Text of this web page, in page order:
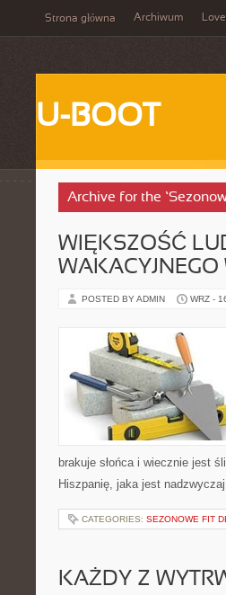
Strona główna Archiwum Love
U-BOOT
Archive for the
WIĘKSZOŚĆ
WAKACYJNEGO
POSTED BY ADMIN WRZ -
brakuje słońca i wiecznie jest
Hiszpanię, jaka jest
CATEGORIES: SEZONOWE FIT
KAŻDY Z